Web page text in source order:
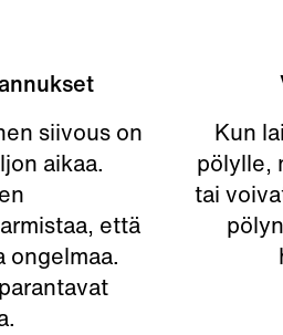
siivous on
aikaa.
että
ongelmaa.
Kun
pölylle,
tai